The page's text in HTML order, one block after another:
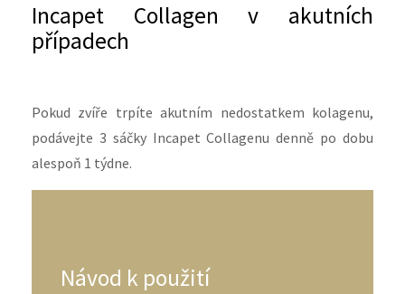
Incapet Collagen v akutních
případech
Pokud zvíře trpíte akutním nedostatkem kolagenu,
podávejte 3 sáčky Incapet Collagenu denně po dobu
alespoň 1 týdne.
Návod k použití